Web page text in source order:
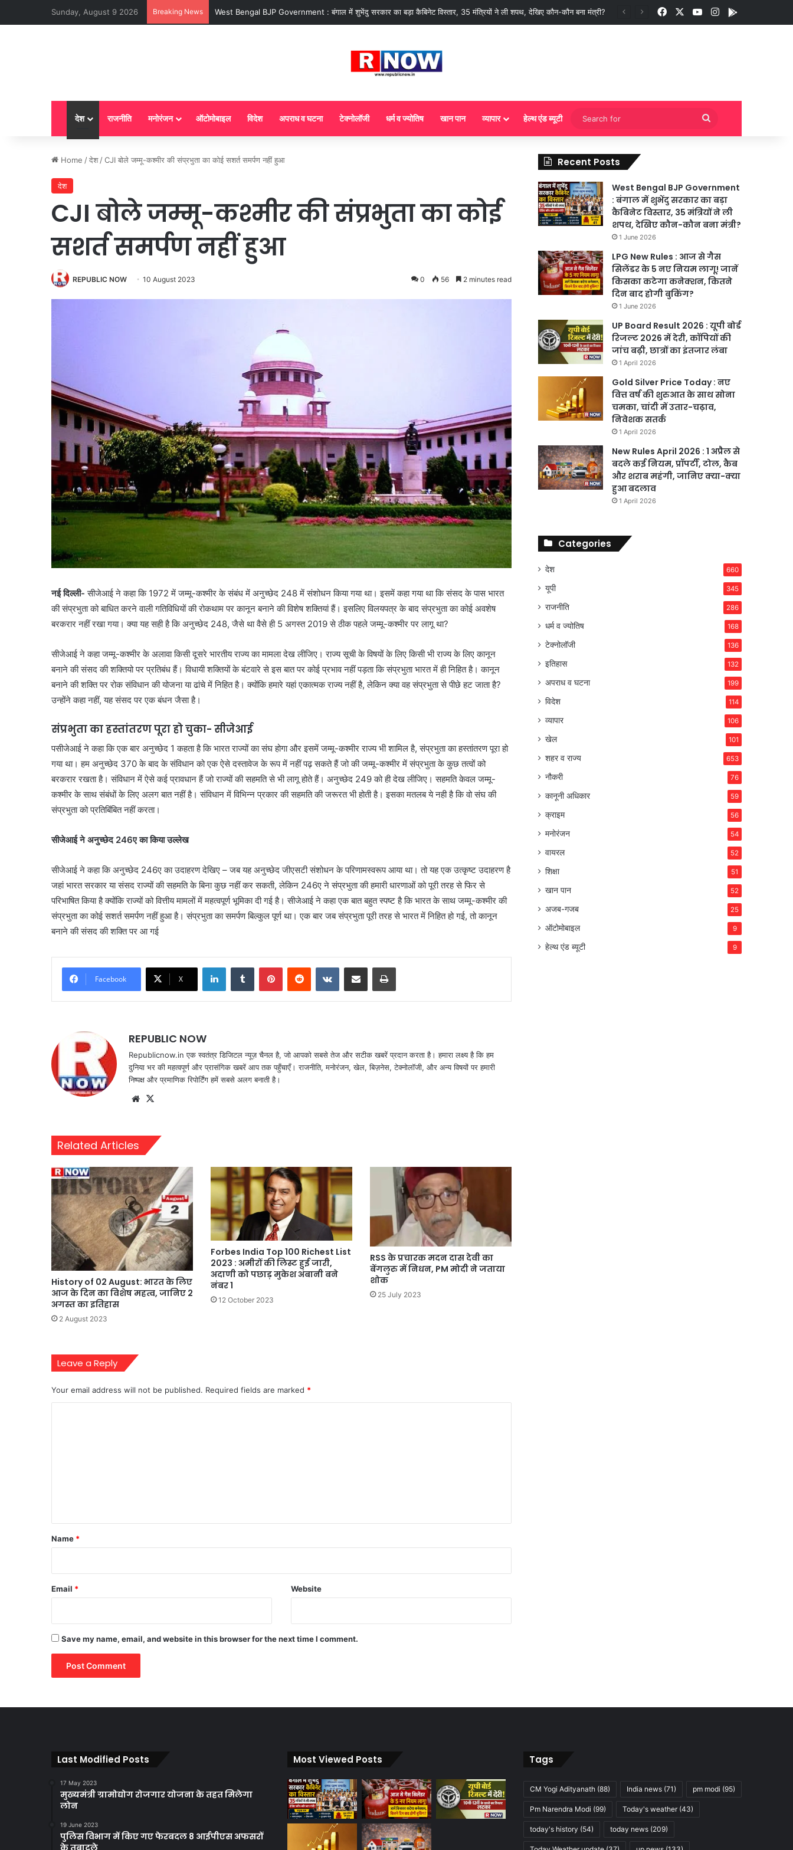
Sunday, August 9 2026 Breaking News West Bengal BJP Government : बंगाल में शुभेंदु सरकार का बड़ा कैबिनेट विस्तार, 35 मंत्रियों ने ली शपथ, देखिए कौन-कौन बना मंत्री? FacebookYouTubeInstagram
देश राजनीति मनोरंजन ऑटोमोबाइल विदेश अपराध व घटना टेक्नोलॉजी धर्म व ज्योतिष खान पान व्यापार हेल्थ एंड ब्यूटी
Search
for
Home /देश /CJI बोले जम्मू-कश्मीर की संप्रभुता का कोई सशर्त समर्पण नहीं हुआ
देश
CJI बोले जम्मू-कश्मीर की संप्रभुता का कोई
सशर्त समर्पण नहीं हुआ
REPUBLIC NOW 10 August 2023 0 56 2 minutes read
नई दिल्ली- सीजेआई ने कहा कि 1972 में जम्मू-कश्मीर के संबंध में अनुच्छेद 248 में संशोधन किया गया था। इसमें कहा गया था कि संसद के पास भारत
की संप्रभुता को बाधित करने वाली गतिविधियों की रोकथाम पर कानून बनाने की विशेष शक्तियां हैं। इसलिए विलयपत्र के बाद संप्रभुता का कोई अवशेष
बरकरार नहीं रखा गया। क्या यह सही है कि अनुच्छेद 248, जैसे था वैसे ही 5 अगस्त 2019 से ठीक पहले जम्मू-कश्मीर पर लागू था?
सीजेआई ने कहा जम्मू-कश्मीर के अलावा किसी दूसरे भारतीय राज्य का मामला देख लीजिए। राज्य सूची के विषयों के लिए किसी भी राज्य के लिए कानून
बनाने की संसद की शक्तियो पर प्रतिबंध हैं। विधायी शक्तियों के बंटवारे से इस बात पर कोई प्रभाव नहीं पड़ता कि संप्रभुता भारत में ही निहित है। कानून
बनाने की शक्ति पर रोक संविधान की योजना या ढांचे में निहित है। क्योंकि हमारे यहां एकात्मक राज्य नहीं है, लेकिन क्या वह संप्रभुता से पीछे हट जाता है?
उन्होंने कहा नहीं, यह संसद पर एक बंधन जैसा है।
संप्रभुता का हस्तांतरण पूरा हो चुका- सीजेआई
पसीजेआई ने कहा कि एक बार अनुच्छेद 1 कहता है कि भारत राज्यों का संघ होगा और इसमें जम्मू-कश्मीर राज्य भी शामिल है, संप्रभुता का हस्तांतरण पूरा हो
गया था। हम अनुच्छेद 370 के बाद के संविधान को एक ऐसे दस्तावेज के रूप में नहीं पढ़ सकते हैं जो की जम्मू-कश्मीर में संप्रभुता के कुछ तत्वों को
बरकरार रखता है। संविधान में ऐसे कई प्रावधान हैं जो राज्यों की सहमति से भी लागू होते हैं। अनुच्छेद 249 को ही देख लीजिए। सहमति केवल जम्मू-
कश्मीर के साथ संबंधों के लिए अलग बात नहीं है। संविधान में विभिन्न प्रकार की सहमति की जरूरत भी होती है। इसका मतलब ये नही है कि वो संघ की
संप्रभुता को प्रतिबिंबित नहीं करता।
सीजेआई ने अनुच्छेद 246ए का किया उल्लेख
सीजेआई ने कहा कि अनुच्छेद 246ए का उदाहरण देखिए – जब यह अनुच्छेद जीएसटी संशोधन के परिणामस्वरूप आया था। तो यह एक उत्कृष्ट उदाहरण है
जहां भारत सरकार या संसद राज्यों की सहमति के बिना कुछ नहीं कर सकती, लेकिन 246ए ने संप्रभुता की हमारी धारणाओं को पूरी तरह से फिर से
परिभाषित किया है क्योंकि राज्यों को वित्तीय मामलों में महत्वपूर्ण भूमिका दी गई है। सीजेआई ने कहा एक बात बहुत स्पष्ट है कि भारत के साथ जम्मू-कश्मीर की
संप्रभुता का कोई सशर्त समर्पण नहीं हुआ है। संप्रभुता का समर्पण बिल्कुल पूर्ण था। एक बार जब संप्रभुता पूरी तरह से भारत में निहित हो गई, तो कानून
बनाने की संसद की शक्ति पर आ गई
Facebook X
LinkedInTumblr PinterestReddit VKontakteShare via Email Print
REPUBLIC NOW
Republicnow.in एक स्वतंत्र डिजिटल न्यूज़ चैनल है, जो आपको सबसे तेज और सटीक खबरें प्रदान करता है। हमारा लक्ष्य है कि हम
दुनिया भर की महत्वपूर्ण और प्रासंगिक खबरें आप तक पहुँचाएँ। राजनीति, मनोरंजन, खेल, बिज़नेस, टेक्नोलॉजी, और अन्य विषयों पर हमारी
निष्पक्ष और प्रमाणिक रिपोर्टिंग हमें सबसे अलग बनाती है।
Website
Related Articles
History of 02 August: भारत के लिए
आज के दिन का विशेष महत्व, जानिए 2
अगस्त का इतिहास
2 August 2023
Forbes India Top 100 Richest List
2023 : अमीरों की लिस्ट हुई जारी,
अदाणी को पछाड़ मुकेश अंबानी बने
नंबर 1
12 October 2023
RSS के प्रचारक मदन दास देवी का
बेंगलुरु में निधन, PM मोदी ने जताया
शोक
25 July 2023
Leave a Reply
Your email address will not be published. Required fields are marked *
*
Name *
Email * Website
Save my name, email, and website in this browser for the next time I comment.
Recent Posts
West Bengal BJP Government
: बंगाल में शुभेंदु सरकार का बड़ा
कैबिनेट विस्तार, 35 मंत्रियों ने ली
शपथ, देखिए कौन-कौन बना मंत्री?
1 June 2026
LPG New Rules : आज से गैस
सिलेंडर के 5 नए नियम लागू! जानें
किसका कटेगा कनेक्शन, कितने
दिन बाद होगी बुकिंग?
1 June 2026
UP Board Result 2026 : यूपी बोर्ड
रिजल्ट 2026 में देरी, कॉपियों की
जांच बढ़ी, छात्रों का इंतजार लंबा
1 April 2026
Gold Silver Price Today : नए
वित्त वर्ष की शुरुआत के साथ सोना
चमका, चांदी में उतार-चढ़ाव,
निवेशक सतर्क
1 April 2026
New Rules April 2026 : 1 अप्रैल से
बदले कई नियम, प्रॉपर्टी, टोल, कैब
और शराब महंगी, जानिए क्या-क्या
हुआ बदलाव
1 April 2026
Categories
देश 660
यूपी 345
राजनीति 286
धर्म व ज्योतिष 168
टेक्नोलॉजी 136
इतिहास 132
अपराध व घटना 199
विदेश 114
व्यापार 106
खेल 101
शहर व राज्य 653
नौकरी 76
कानूनी अधिकार 59
क्राइम 56
मनोरंजन 54
वायरल 52
शिक्षा 51
खान पान 52
अजब-गजब 25
ऑटोमोबाइल 9
हेल्थ एंड ब्यूटी 9
Last Modified Posts
17 May 2023
मुख्यमंत्री ग्रामोद्योग रोजगार योजना के तहत मिलेगा
लोन
19 June 2023
पुलिस विभाग में किए गए फेरबदल 8 आईपीएस अफसरों
Most Viewed Posts Tags
CM Yogi Adityanath(88) India news(71) pm modi (95)
Pm Narendra Modi (99) Today's weather(43)
today's history (54) today news(209)